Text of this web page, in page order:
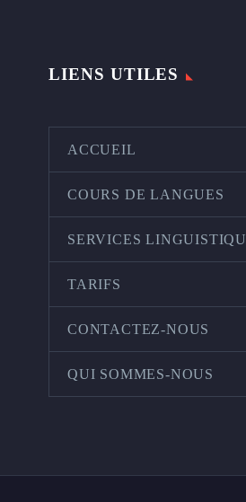
LIENS UTILES
ACCUEIL
COURS DE LANGUES
SERVICES
TARIFS
CONTACTEZ-NOUS
QUI SOMMES-NOUS